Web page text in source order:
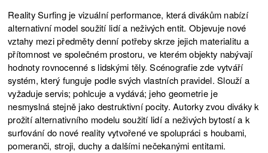
Reality Surfing je vizuální performance, která divákům nabízí
alternativní model soužití lidí a neživých entit. Objevuje nové
vztahy mezi předměty denní potřeby skrze jejich materialitu a
přítomnost ve společném prostoru, ve kterém objekty nabývají
hodnoty rovnocenné s lidskými těly. Scénografie zde vytváří
systém, který funguje podle svých vlastních pravidel. Slouží a
vyžaduje servis; pohlcuje a vydává; jeho geometrie je
nesmyslná stejně jako destruktivní pocity. Autorky zvou diváky k
prožití alternativního modelu soužití lidí a neživých bytostí a k
surfování do nové reality vytvořené ve spolupráci s houbami,
pomeranči, stroji, duchy a dalšími nečekanými entitami.